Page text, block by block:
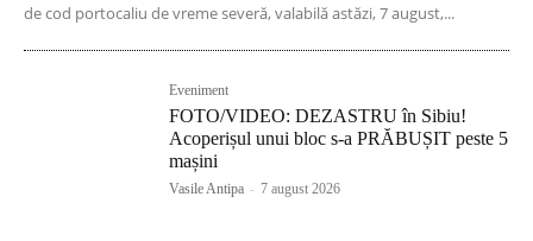
de cod portocaliu de vreme severă, valabilă astăzi, 7 august,...
Eveniment
FOTO/VIDEO: DEZASTRU în Sibiu!
Acoperișul unui bloc s-a PRĂBUȘIT peste 5
mașini
Vasile Antipa - 7 august 2026